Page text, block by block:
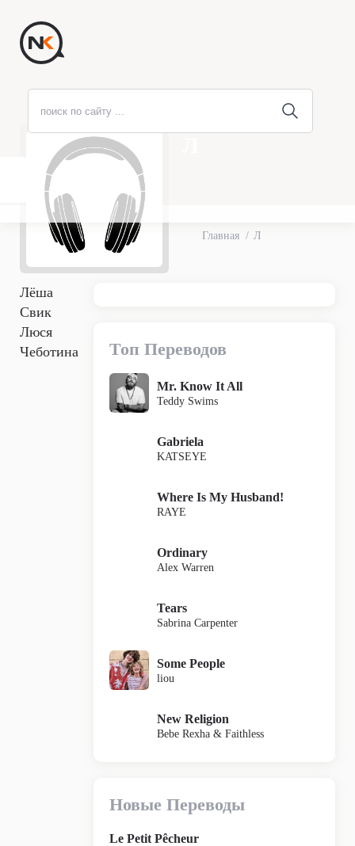
Главная Л
Лёша
Свик
Люся
Чеботина
Топ Переводов
Mr. Know It All
Teddy Swims
Gabriela
KATSEYE
Where Is My Husband!
RAYE
Ordinary
Alex Warren
Tears
Sabrina Carpenter
Some People
liou
New Religion
Bebe Rexha & Faithless
Новые Переводы
Le Petit Pêcheur